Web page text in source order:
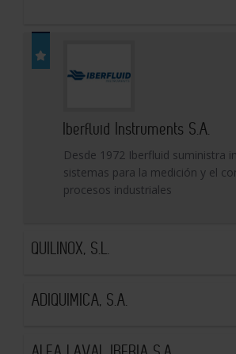
Iberfluid Instruments S.A.
Desde 1972 Iberfluid suministra
sistemas para la medición y el
procesos industriales
QUILINOX, S.L.
ADIQUIMICA, S.A.